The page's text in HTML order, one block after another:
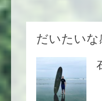
だいたいな